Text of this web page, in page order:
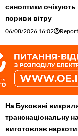
синоптики очікують
пориви вітру
06/08/2026 16:02
На Буковині
транснаціональну
виготовляв